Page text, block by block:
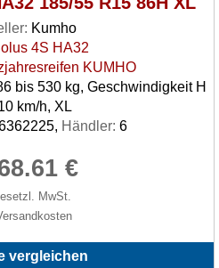
Kumho
4S HA32
KUMHO
bis 530 kg, Geschwindigkeit H
km/h, XL
Händler: 6
€
MwSt.
vergleichen